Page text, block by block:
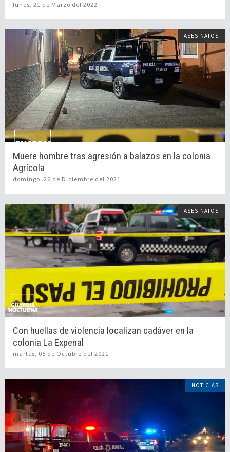
lunes, 21 de Marzo del 2022
ASESINATOS
Muere hombre tras agresión a balazos en la colonia
Agrícola
domingo, 26 de Diciembre del 2021
ASESINATOS
Con huellas de violencia localizan cadáver en la
colonia La Expenal
martes, 05 de Octubre del 2021
NOTICIAS